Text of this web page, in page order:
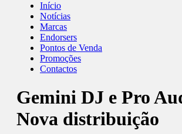
Início
Notícias
Marcas
Endorsers
Pontos de Venda
Promoções
Contactos
Gemini DJ e Pro
Nova distribuição